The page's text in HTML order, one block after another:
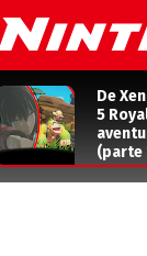
De
5
(parte